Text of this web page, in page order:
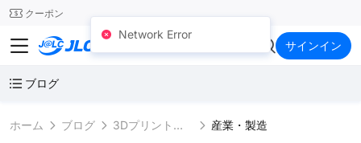
24SMT クーポン
JLC3DP サインイン
ブログ
ホーム ブログ 3Dプリントの応用分野 産業・製造
Network Error